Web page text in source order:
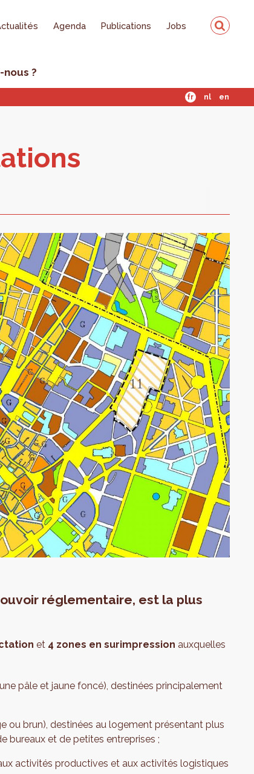
Agenda Publications Jobs
nous ?
fr nl en
réglementaire, est la plus
et 4 zones en surimpression auxquelles
pâle et jaune foncé), destinées principalement
ou brun), destinées au logement présentant plus
bureaux et de petites entreprises ;
activités productives et aux activités logistiques